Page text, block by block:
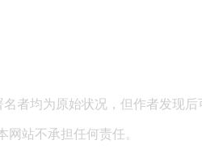
者均为原始状况，但作者发现后
站不承担任何责任。